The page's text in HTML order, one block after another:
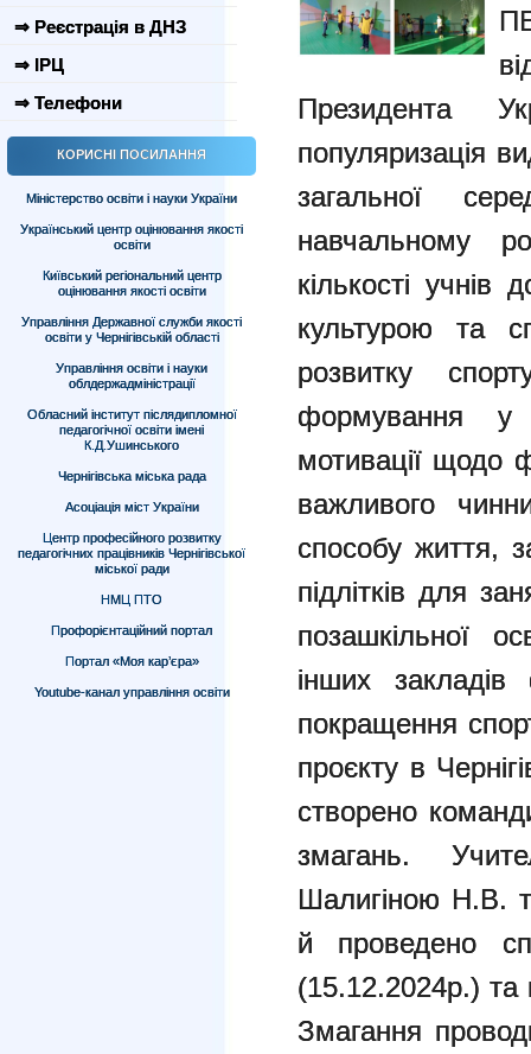
⇒ Реєстрація в ДНЗ
⇒ ІРЦ
⇒ Телефони
КОРИСНІ ПОСИЛАННЯ
Міністерство освіти і науки України
Український центр оцінювання якості
освіти
Київський регіональний центр
оцінювання якості освіти
Управління Державної служби якості
освіти у Чернігівській області
Управління освіти і науки
облдержадміністрації
Обласний інститут післядипломної
педагогічної освіти імені
К.Д.Ушинського
Чернігівська міська рада
Асоціація міст України
Центр професійного розвитку
педагогічних працівників Чернігівської
міської ради
НМЦ ПТО
Профорієнтаційний портал
Портал «Моя кар’єра»
Youtube-канал управління освіти
Президента
популяризація
загальної
навчальному
кількості учнів
культурою та
розвитку
формування у
мотивації щодо
важливого
способу життя,
підлітків для
позашкільної
інших закладів
покращення
проєкту в
створено
змагань.
Шалигіною Н.В.
й проведено
(15.12.2024р.) та
Змагання